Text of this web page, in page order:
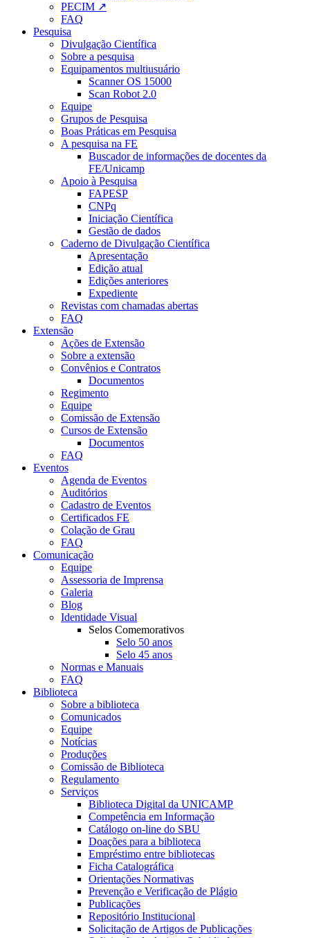
PECIM ↗
FAQ
Pesquisa
Divulgação Científica
Sobre a pesquisa
Equipamentos multiusuário
Scanner OS 15000
Scan Robot 2.0
Equipe
Grupos de Pesquisa
Boas Práticas em Pesquisa
A pesquisa na FE
Buscador de informações de docentes da
FE/Unicamp
Apoio à Pesquisa
FAPESP
CNPq
Iniciação Científica
Gestão de dados
Caderno de Divulgação Científica
Apresentação
Edição atual
Edições anteriores
Expediente
Revistas com chamadas abertas
FAQ
Extensão
Ações de Extensão
Sobre a extensão
Convênios e Contratos
Documentos
Regimento
Equipe
Comissão de Extensão
Cursos de Extensão
Documentos
FAQ
Eventos
Agenda de Eventos
Auditórios
Cadastro de Eventos
Certificados FE
Colação de Grau
FAQ
Comunicação
Equipe
Assessoria de Imprensa
Galeria
Blog
Identidade Visual
Selos Comemorativos
Selo 50 anos
Selo 45 anos
Normas e Manuais
FAQ
Biblioteca
Sobre a biblioteca
Comunicados
Equipe
Notícias
Produções
Comissão de Biblioteca
Regulamento
Serviços
Biblioteca Digital da UNICAMP
Competência em Informação
Catálogo on-line do SBU
Doações para a biblioteca
Empréstimo entre bibliotecas
Ficha Catalográfica
Orientações Normativas
Prevenção e Verificação de Plágio
Publicações
Repositório Institucional
Solicitação de Artigos de Publicações